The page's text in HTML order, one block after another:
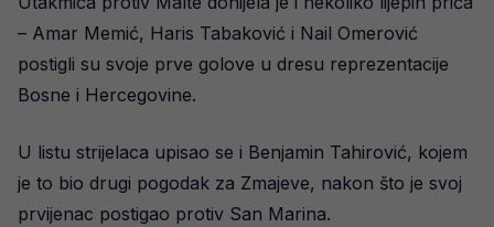
– Amar Memić, Haris Tabaković i Nail Omerović
postigli su svoje prve golove u dresu reprezentacije
Bosne i Hercegovine.
U listu strijelaca upisao se i Benjamin Tahirović, kojem
je to bio drugi pogodak za Zmajeve, nakon što je svoj
prvijenac postigao protiv San Marina.